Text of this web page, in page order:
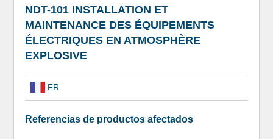
NDT-101 INSTALLATION ET
MAINTENANCE DES ÉQUIPEMENTS
ÉLECTRIQUES EN ATMOSPHÈRE
EXPLOSIVE
FR
Referencias de productos afectados